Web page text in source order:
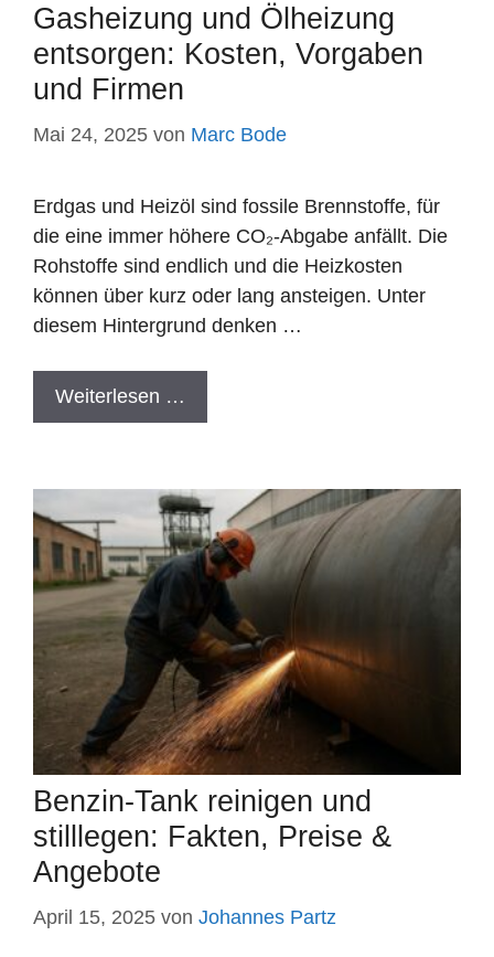
Gasheizung und Ölheizung
entsorgen: Kosten, Vorgaben
und Firmen
Mai 24, 2025 von Marc Bode
Erdgas und Heizöl sind fossile Brennstoffe, für
die eine immer höhere CO₂-Abgabe anfällt. Die
Rohstoffe sind endlich und die Heizkosten
können über kurz oder lang ansteigen. Unter
diesem Hintergrund denken …
Weiterlesen …
Benzin-Tank reinigen und
stilllegen: Fakten, Preise &
Angebote
April 15, 2025 von Johannes Partz